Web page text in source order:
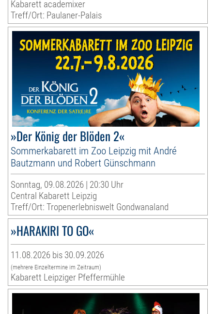
Kabarett academixer
Treff/Ort: Paulaner-Palais
»Der König der Blöden 2«
Sommerkabarett im Zoo Leipzig mit André
Bautzmann und Robert Günschmann
Sonntag, 09.08.2026 | 20:30 Uhr
Central Kabarett Leipzig
Treff/Ort: Tropenerlebniswelt Gondwanaland
»HARAKIRI TO GO«
11.08.2026 bis 30.09.2026
(mehrere Einzeltermine im Zeitraum)
Kabarett Leipziger Pfeffermühle